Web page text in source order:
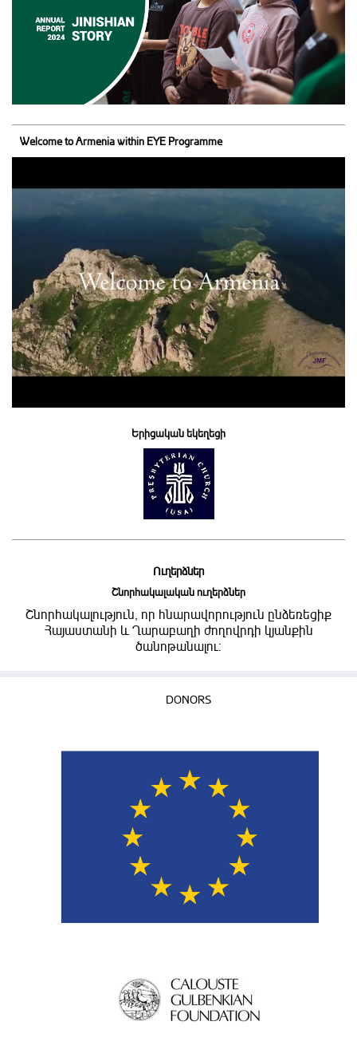
Welcome to Armenia within EYE Programme
Երիցական եկեղեցի
Ուղերձներ
Շնորհակալական ուղերձներ
Շնորհակալություն, որ հնարավորություն ընձեռեցիք
Հայաստանի և Ղարաբաղի ժողովրդի կյանքին
ծանոթանալու:
DONORS